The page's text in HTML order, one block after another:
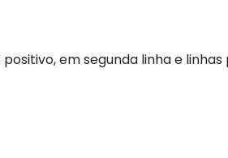
em segunda linha e